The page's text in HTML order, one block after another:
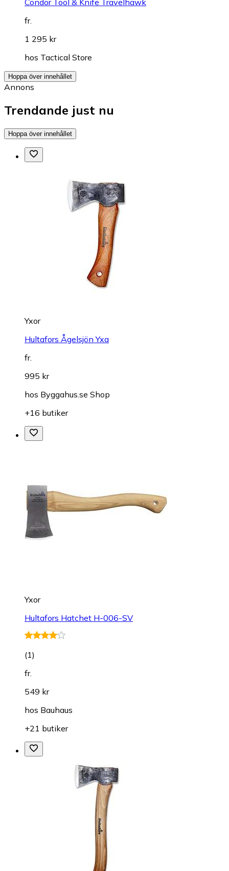
fr.
1 295 kr
hos Tactical Store
Hoppa över innehållet
Annons
Trendande just nu
Hoppa över innehållet
Yxor
Hultafors Ågelsjön Yxa
fr.
995 kr
hos Byggahus.se Shop
+16 butiker
Yxor
Hultafors Hatchet H-006-SV
(1)
fr.
549 kr
hos Bauhaus
+21 butiker